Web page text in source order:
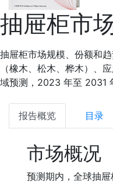
抽屉柜市
抽屉柜市场规模、份额和
（橡木、松木、桦木）、
域预测，2023 年至 2031
报告概览 目录
市场概况
预测期内，全球抽